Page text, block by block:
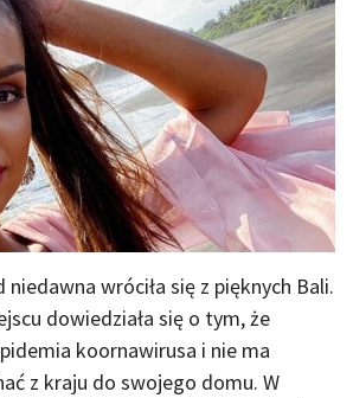
niedawna wróciła się z pięknych Bali.
dowiedziała się o tym, że
koornawirusa i nie ma
z kraju do swojego domu. W